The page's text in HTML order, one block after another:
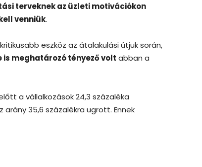
terveknek az üzleti motivációkon
venniük.
eszköz az átalakulási útjuk során,
meghatározó tényező volt abban a
a vállalkozások 24,3 százaléka
35,6 százalékra ugrott. Ennek